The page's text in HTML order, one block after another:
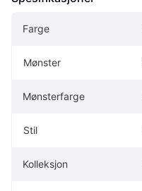
Farge
Mønster
Mønsterfarge
Stil
Kolleksjon